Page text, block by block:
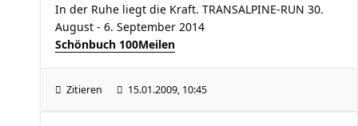
In der Ruhe liegt die Kraft. TRANSALPINE-RUN 30.
August - 6. September 2014
Schönbuch 100Meilen
Zitieren 15.01.2009, 10:45